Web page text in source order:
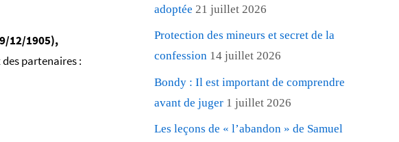
12/1905),
partenaires :
adoptée 21 juillet 2026
Protection des mineurs et secret de la
confession 14 juillet 2026
Bondy : Il est important de comprendre
avant de juger 1 juillet 2026
Les leçons de « l’abandon » de Samuel